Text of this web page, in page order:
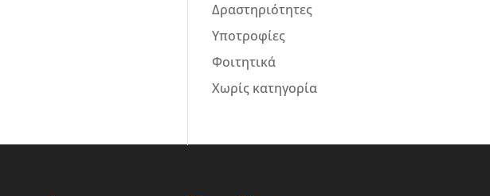
Δραστηριότητες
Υποτροφίες
Φοιτητικά
Χωρίς κατηγορία